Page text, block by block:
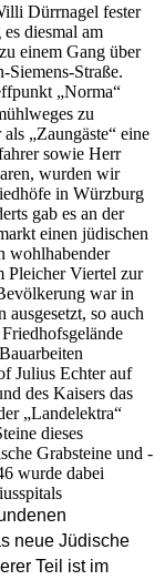
Dürrnagel fester
diesmal am
einem Gang über
Straße.
„Norma“
zu
„Zaungäste“ eine
sowie Herr
wurden wir
in Würzburg
gab es an der
einen jüdischen
wohlhabender
Pleicher Viertel zur
war in
so auch
Julius Echter auf
des Kaisers das
„Landelektra“
dieses
Grabsteine und -
wurde dabei
neue Jüdische
Teil ist im